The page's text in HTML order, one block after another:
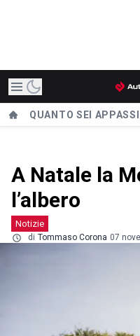
QUANTO SEI
A Natale la
l’albero
Notizie
di Tommaso Corona 07